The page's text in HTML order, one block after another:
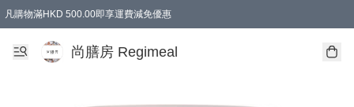
凡購物滿HKD 500.00即享運費減免優惠
尚膳房 Regimeal